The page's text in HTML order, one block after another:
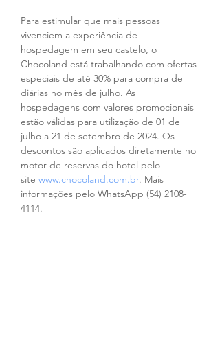
Para estimular que mais pessoas
vivenciem a experiência de
hospedagem em seu castelo, o
Chocoland está trabalhando com ofertas
especiais de até 30% para compra de
diárias no mês de julho. As
hospedagens com valores promocionais
estão válidas para utilização de 01 de
julho a 21 de setembro de 2024. Os
descontos são aplicados diretamente no
motor de reservas do hotel pelo
site www.chocoland.com.br. Mais
informações pelo WhatsApp (54) 2108-
4114.